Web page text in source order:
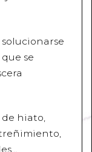
se
hiato,